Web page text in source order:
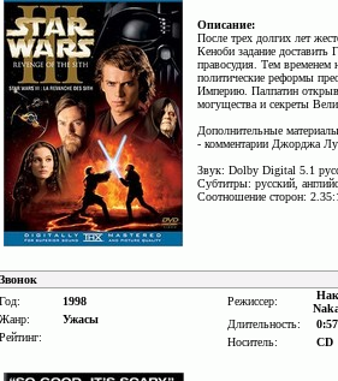
Описание:
После трех долгих лет
Кеноби задание доставить
правосудия. Тем временем
политические реформы
Империю. Палпатин
могущества и секреты
Дополнительные
- комментарии Джорджа
Звук: Dolby Digital 5.1
Субтитры: русский,
Соотношение сторон:
Звонок
Год:
1998
Жанр:
Ужасы
Рейтинг:
Режиссер:
Длительность:
Носитель:
CD